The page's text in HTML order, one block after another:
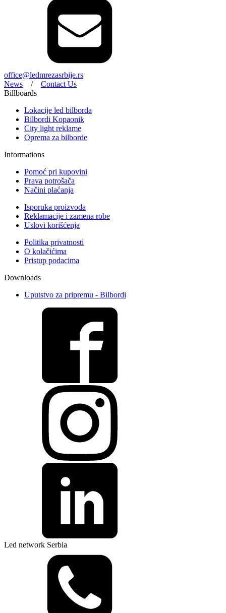
office@ledmrezasrbije.rs
News / Contact Us
Billboards
Lokacije led bilborda
Bilbordi Kopaonik
City light reklame
Oprema za bilborde
Informations
Pomoć pri kupovini
Prava potrošača
Načini plaćanja
Isporuka proizvoda
Reklamacije i zamena robe
Uslovi korišćenja
Politika privatnosti
O kolačićima
Pristup podacima
Downloads
Uputstvo za pripremu - Bilbordi
Led network Serbia